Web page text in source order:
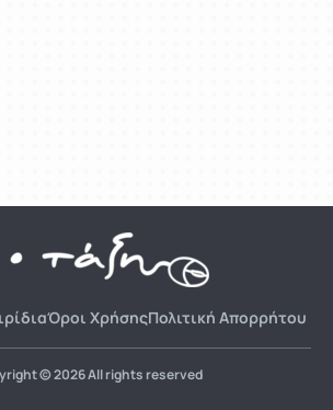
Όροι ΧρήσηςΠολιτική Απορρήτου
© 2026 All rights reserved